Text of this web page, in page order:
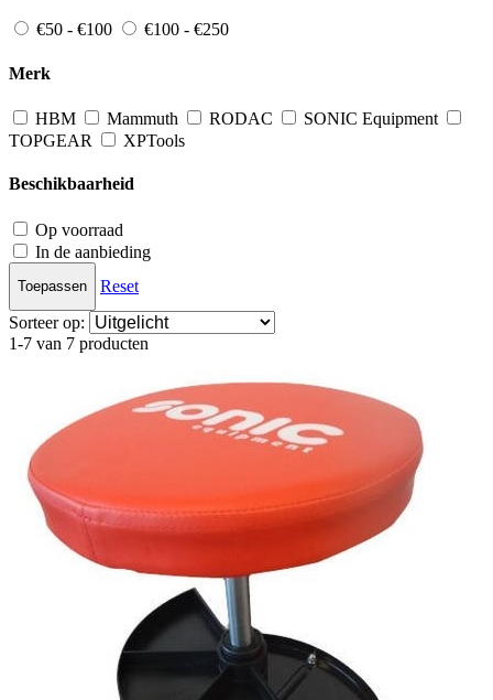
€50 - €100 €100 - €250
Merk
HBM Mammuth RODAC
SONIC Equipment
TOPGEAR
XPTools
Beschikbaarheid
Op voorraad
In de aanbieding
Toepassen
Reset
Sorteer op:
1-7 van 7 producten